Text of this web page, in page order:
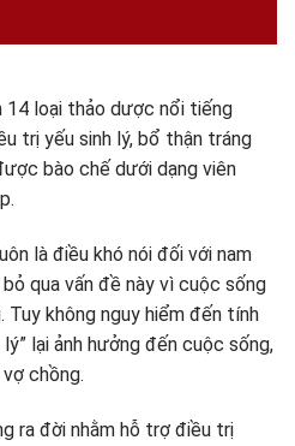
loại thảo dược nổi tiếng
trị yếu sinh lý, bổ thận tráng
bào chế dưới dạng viên
là điều khó nói đối với nam
qua vấn đề này vì cuộc sống
Tuy không nguy hiểm đến tính
lại ảnh hưởng đến cuộc sống,
chồng.
ra đời nhằm hỗ trợ điều trị